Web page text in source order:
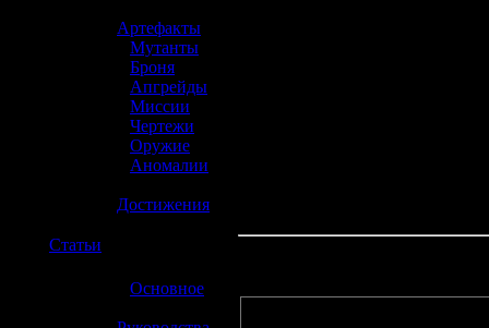
Артефакты
Мутанты
Броня
Апгрейды
Миссии
Чертежи
Оружие
Аномалии
Достижения
Статьи
Основное